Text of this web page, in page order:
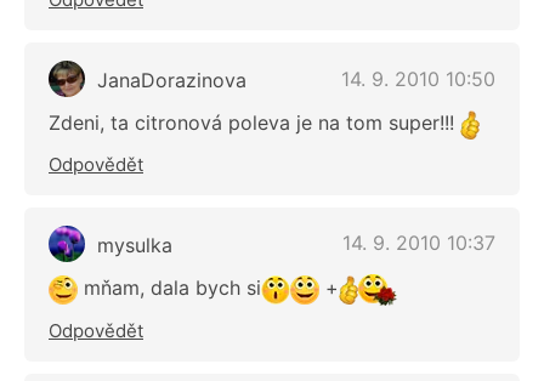
JanaDorazinova
14. 9. 2010 10:50
Zdeni, ta citronová poleva je na tom super!!!
Odpovědět
mysulka
14. 9. 2010 10:37
mňam, dala bych si
+
Odpovědět